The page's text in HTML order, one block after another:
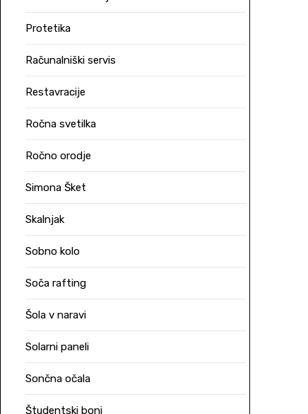
Protetika
Računalniški servis
Restavracije
Ročna svetilka
Ročno orodje
Simona Šket
Skalnjak
Sobno kolo
Soča rafting
Šola v naravi
Solarni paneli
Sončna očala
Študentski boni